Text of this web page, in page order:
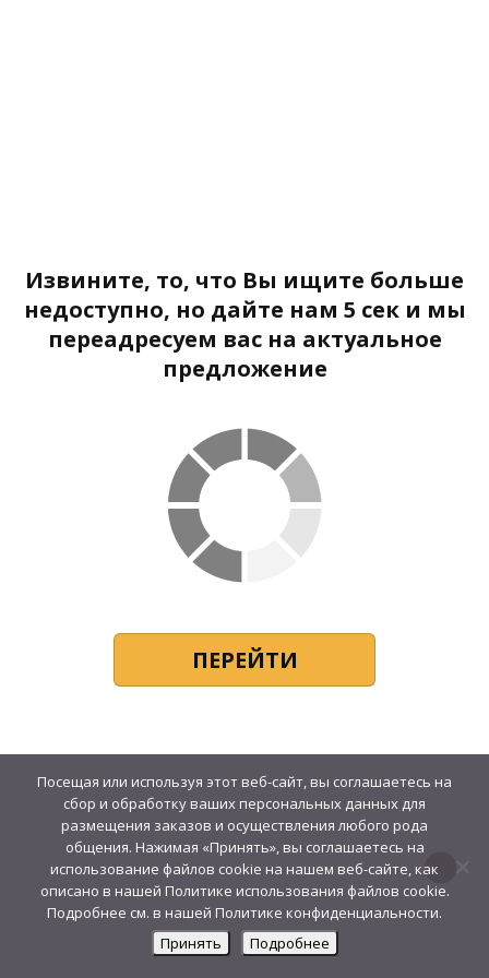
Извините, то, что Вы ищите больше
недоступно, но дайте нам 5 сек и мы
переадресуем вас на актуальное
предложение
ПЕРЕЙТИ
Посещая или используя этот веб-сайт, вы соглашаетесь на
сбор и обработку ваших персональных данных для
размещения заказов и осуществления любого рода
общения. Нажимая «Принять», вы соглашаетесь на
использование файлов cookie на нашем веб-сайте, как
описано в нашей Политике использования файлов cookie.
Подробнее см. в нашей Политике конфиденциальности.
Принять
Подробнее